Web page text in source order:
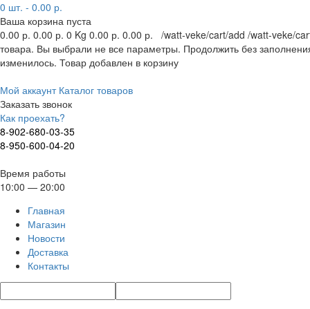
0 шт. - 0.00 р.
Ваша корзина пуста
0.00 р. 0.00 р. 0 Kg 0.00 р. 0.00 р. /watt-veke/cart/add /watt-veke/
товара. Вы выбрали не все параметры. Продолжить без
изменилось. Товар добавлен в корзину
Мой аккаунт Каталог товаров
Заказать звонок
Как проехать?
8-902-680-03-35
8-950-600-04-20
Время работы
10:00 — 20:00
Главная
Магазин
Новости
Доставка
Контакты